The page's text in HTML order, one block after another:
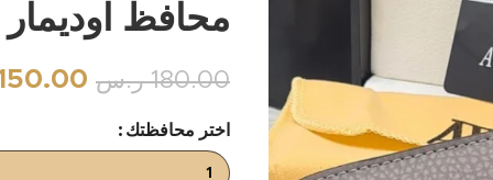
محافظ اوديمار
180.00 ر.س
اختر محافظتك